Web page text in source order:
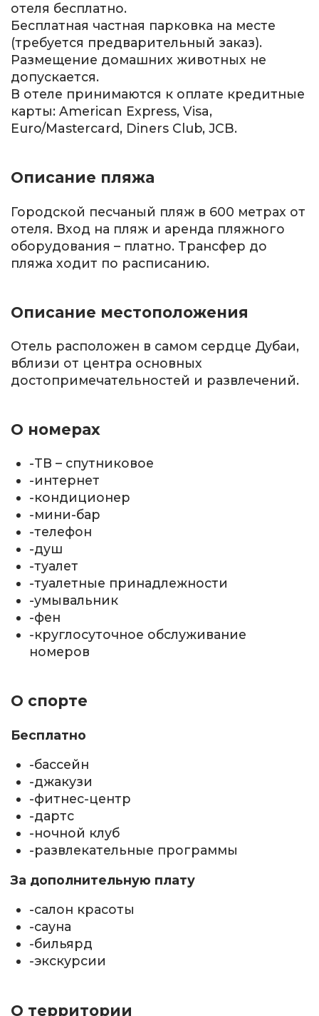
отеля бесплатно.
Бесплатная частная парковка на месте
(требуется предварительный заказ).
Размещение домашних животных не
допускается.
В отеле принимаются к оплате кредитные
карты: American Express, Visa,
Euro/Mastercard, Diners Club, JCB.
Описание пляжа
Городской песчаный пляж в 600 метрах от
отеля. Вход на пляж и аренда пляжного
оборудования – платно. Трансфер до
пляжа ходит по расписанию.
Описание местоположения
Отель расположен в самом сердце Дубаи,
вблизи от центра основных
достопримечательностей и развлечений.
О номерах
-ТВ – спутниковое
-интернет
-кондиционер
-мини-бар
-телефон
-душ
-туалет
-туалетные принадлежности
-умывальник
-фен
-круглосуточное обслуживание
номеров
О спорте
Бесплатно
-бассейн
-джакузи
-фитнес-центр
-дартс
-ночной клуб
-развлекательные программы
За дополнительную плату
-салон красоты
-сауна
-бильярд
-экскурсии
О территории